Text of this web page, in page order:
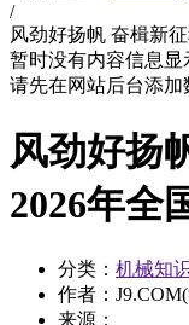
/
风劲好扬帆 奋楫新
暂时没有内容信息显
请先在网站后台添加
风劲好
2026年全
分类： 机械知
作者：
来源：